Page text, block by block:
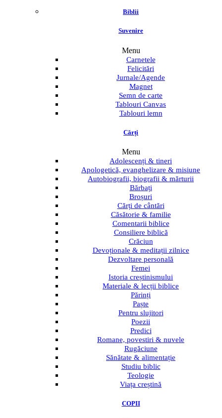
Biblii
Suvenire
Menu
Carnetele
Felicitări
Jurnale/Agende
Magnet
Semn de carte
Tablouri Canvas
Tablouri lemn
Cărți
Menu
Adolescenți & tineri
Apologetică, evanghelizare & misiune
Autobiografii, biografii & mărturii
Bărbați
Broșuri
Cărți de cântări
Căsătorie & familie
Comentarii biblice
Consiliere biblică
Crăciun
Devoționale & meditații zilnice
Dezvoltare personală
Femei
Istoria creștinismului
Materiale & lecții biblice
Părinți
Paște
Pentru slujitori
Poezii
Predici
Romane, povestiri & nuvele
Rugăciune
Sănătate & alimentație
Studiu biblic
Teologie
Viața creștină
COPII